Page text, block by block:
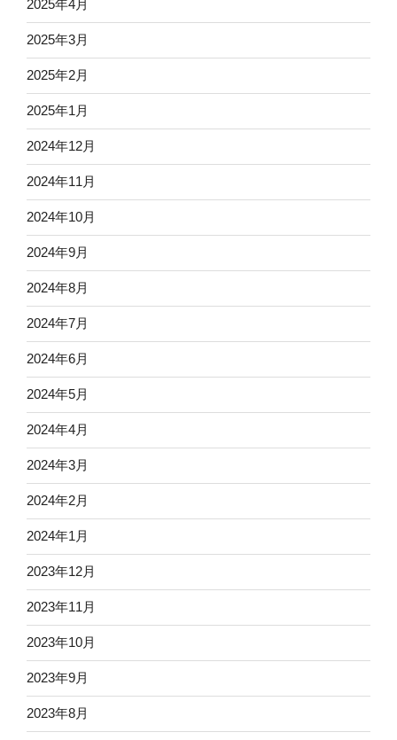
2025年4月
2025年3月
2025年2月
2025年1月
2024年12月
2024年11月
2024年10月
2024年9月
2024年8月
2024年7月
2024年6月
2024年5月
2024年4月
2024年3月
2024年2月
2024年1月
2023年12月
2023年11月
2023年10月
2023年9月
2023年8月